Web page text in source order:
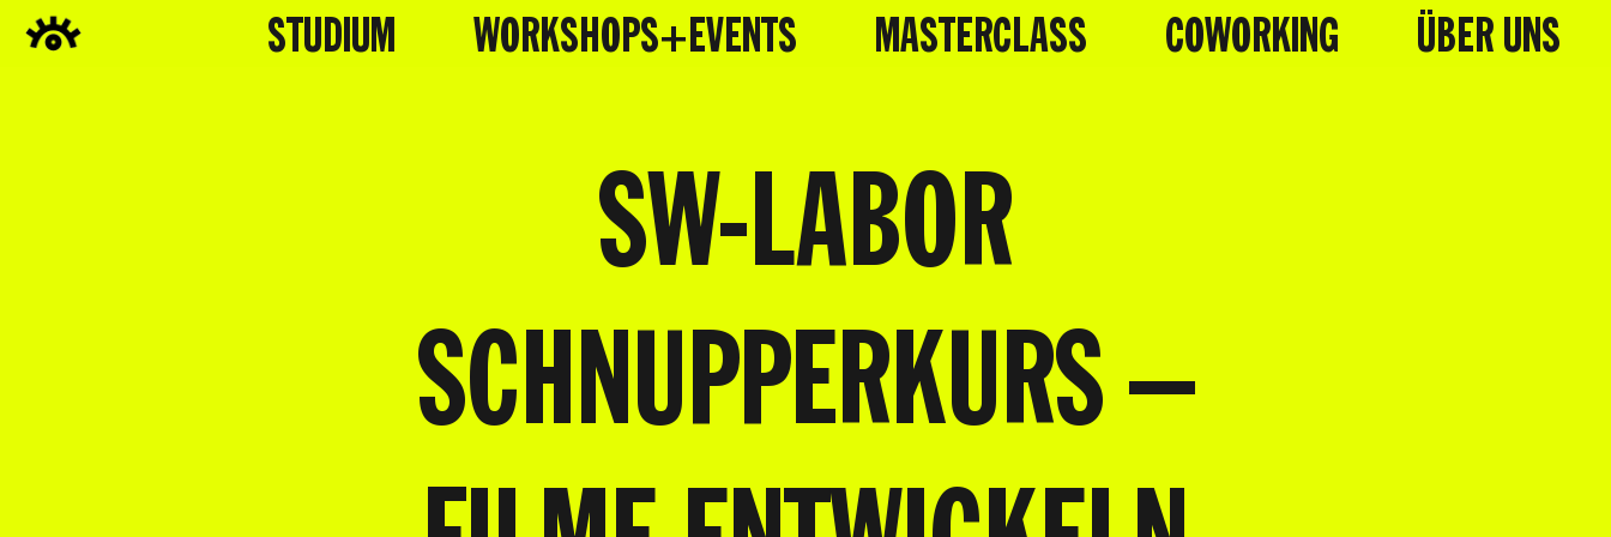
STUDIUM WORKSHOPS+EVENTS MASTERCLASS COWORKING ÜBER UNS
SW-LABOR
SCHNUPPERKURS –